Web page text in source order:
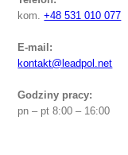
kom.+48 531 010 077
E-mail:
kontakt@leadpol.net
Godziny pracy:
pn – pt 8:00 – 16:00